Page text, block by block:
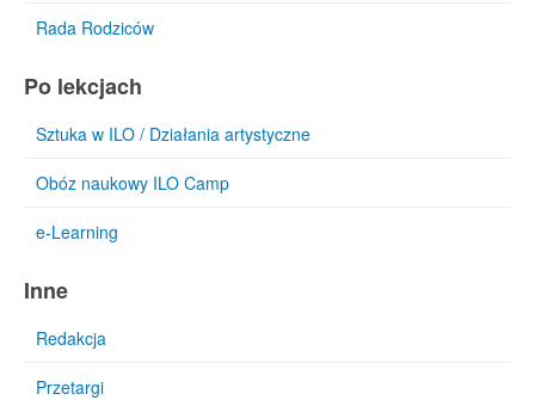
Rada Rodziców
Po lekcjach
Sztuka w ILO / Działania artystyczne
Obóz naukowy ILO Camp
e-Learning
Inne
Redakcja
Przetargi